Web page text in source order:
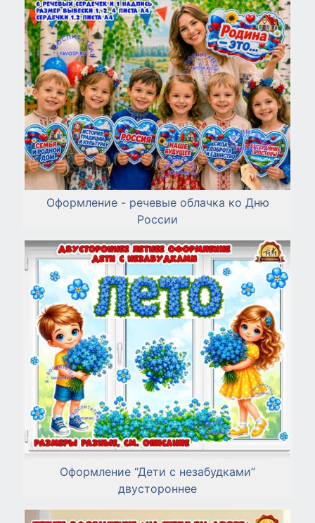
Оформление - речевые облачка ко Дню
России
Оформление “Дети с незабудками”
двустороннее